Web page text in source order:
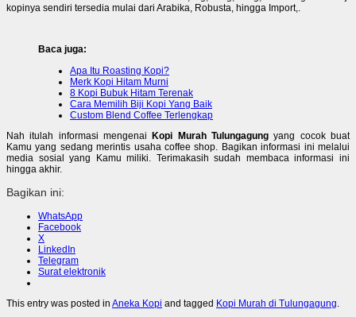
kopinya sendiri tersedia mulai dari Arabika, Robusta, hingga Import,.
Baca juga:
Apa Itu Roasting Kopi?
Merk Kopi Hitam Murni
8 Kopi Bubuk Hitam Terenak
Cara Memilih Biji Kopi Yang Baik
Custom Blend Coffee Terlengkap
Nah itulah informasi mengenai
Kopi Murah Tulungagungyang cocok buat
Kamu yang sedang merintis usaha coffee shop. Bagikan informasi ini melalui
media sosial yang Kamu miliki. Terimakasih sudah membaca informasi ini
hingga akhir.
Bagikan ini:
WhatsApp
Facebook
X
LinkedIn
Telegram
Surat elektronik
This entry was posted in Aneka Kopi and tagged Kopi Murah di Tulungagung.